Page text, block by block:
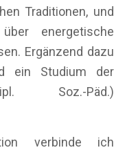
Traditionen, und
energetische
Ergänzend dazu
ein Studium der
Soz.-Päd.)
verbinde ich